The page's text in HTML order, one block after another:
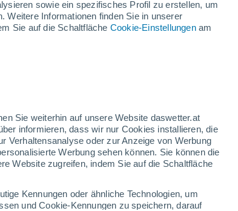
sowie ein spezifisches Profil zu erstellen, um
Weitere Informationen finden Sie in unserer
Sie auf die Schaltfläche Cookie-Einstellungenam
Sie weiterhin auf unsere Website daswetter.at
informieren, dass wir nur Cookies installieren, die
Verhaltensanalyse oder zur Anzeige von Werbung
Werbung sehen können. Sie können die
Website zugreifen, indem Sie auf die Schaltfläche
Kennungen oder ähnliche Technologien, um
und Cookie-Kennungen zu speichern, darauf
München
Salzburg
Linz
Pilsen
Prag